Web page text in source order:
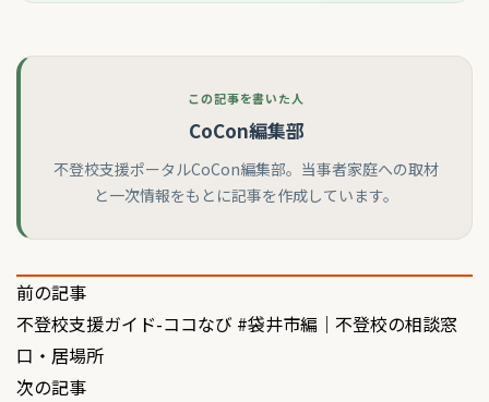
この記事を書いた人
CoCon編集部
不登校支援ポータルCoCon編集部。当事者家庭への取材
と一次情報をもとに記事を作成しています。
投
稿
ナ
前の記事
不登校支援ガイド-ココなび #袋井市編｜不登校の相談窓
口・居場所
次の記事